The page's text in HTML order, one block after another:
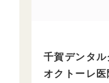
千賀デンタ
オクトーレ医